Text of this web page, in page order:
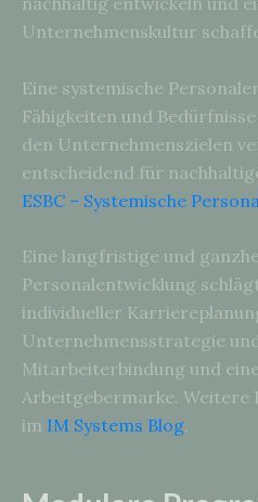
Unternehmenskultur
Eine systemische
Fähigkeiten und
den Unternehmenszielen
entscheidend für
ESBC – Systemische
Eine langfristige und
Personalentwicklung
individueller
Unternehmensstrategie
Mitarbeiterbindung und
Arbeitgebermarke.
im IM Systems Blog.